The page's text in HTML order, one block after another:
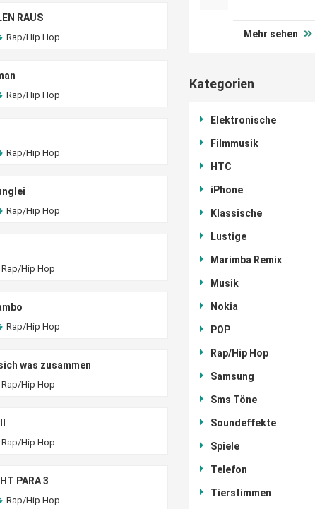
RAUS
Rap/Hip Hop
Rap/Hip Hop
Rap/Hip Hop
Rap/Hip Hop
Rap/Hip Hop
Rap/Hip Hop
was zusammen
Rap/Hip Hop
Rap/Hip Hop
PARA 3
Rap/Hip Hop
Mehr sehen
Kategorien
Elektronische
Filmmusik
HTC
iPhone
Klassische
Lustige
Marimba Remix
Musik
Nokia
POP
Rap/Hip Hop
Samsung
Sms Töne
Soundeffekte
Spiele
Telefon
Tierstimmen